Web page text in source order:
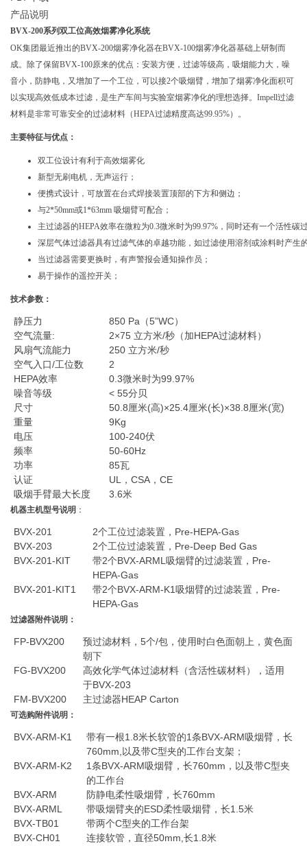
产品说明
BVX-200系列双工位高效烟雾净化系统
OK集团最近推出的BVX-200烟雾净化器在BVX-100烟雾净化器基础上研制而
成。除了保留BVX-100原来的优点：安装方便，过滤等级高，吸烟能力大，噪
音小，防静电，又增加了一个工位，可以接2个吸烟臂，增加了烟雾净化面积可
以实现高效低成本过滤，是生产车间与实验室烟雾净化的理想选择。Impell过滤
材料是非常可靠安全的过滤材料（HEPA过滤精度高达99.95%）。
主要特征与优点：
双工位设计有利于高效烟雾化
新型无刷电机，无声运行；
便携式设计，可放置在台式焊接装置顶部的下方和侧边；
与2*50mm或1*63mm 吸烟臂可配合；
主过滤器的HEPA效率在微粒为0.3微米时为99.97%，同时还有一个活性碳
深层气体过滤器具有过滤气体的卓越功能，如过滤使用溶剂或涂料时产生
当过滤器需要更换时，有声警报会通知操作员；
易于操作的遥控开关；
技术参数：
静压力
850 Pa（5”WC）
空气流量:
2×75 立方米/秒（加HEPA过滤材料）
风扇气流能力
250 立方米/秒
空气入口/工位数
2
HEPA效率
0.3微米时为99.97%
噪音等级
< 55分贝
尺寸
50.8厘米(高)×25.4厘米(长)×38.8厘米(宽)
重量
9Kg
电压
100-240伏
频率
50-60Hz
功率
85瓦
认证
UL，CSA，CE
吸烟手臂最大长度
3.6米
机器主机型号说明 ：
BVX-201
2个工位过滤装置，Pre-HEPA-Gas
BVX-203
2个工位过滤装置，Pre-Deep Bed Gas
BVX-201-KIT
带2个BVX-ARML吸烟臂的过滤装置，Pre-
HEPA-Gas
BVX-201-KIT1
带2个BVX-ARM-K1吸烟臂的过滤装置，Pre-
HEPA-Gas
过滤器附件说明：
FP-BVX200
预过滤材料，5个/包，使用时白色面朝上，黄色面
朝下
FG-BVX200
高效化学气体过滤材料（含活性碳材料），适用
于BVX-203
FM-BVX200
主过滤器HEAP Carton
可选购附件说明：
BVX-ARM-K1
带有一根1.8米长软管的1条BVX-ARM吸烟臂，长
760mm,以及带C型夹的工作台支架；
BVX-ARM-K2
1条BVX-ARM吸烟臂，长760mm，以及带C型夹
的工作台
BVX-ARM
防静电柔性吸烟臂，长760mm
BVX-ARML
带吸烟臂夹的ESD柔性吸烟臂，长1.5米
BVX-TB01
带两个C型夹的工作台架
BVX-CH01
连接软管，直径50mm,长1.8米